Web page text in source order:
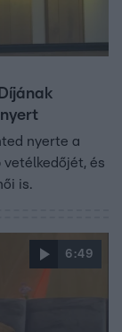
nyerte a
vetélkedőjét, és
is.
6:49